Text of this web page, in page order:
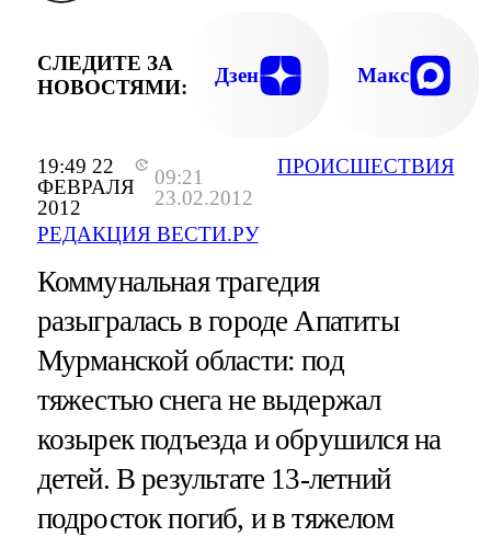
19:49 22
ФЕВРАЛЯ
2012
09:21
23.02.2012
РЕДАКЦИЯ ВЕСТИ.РУ
ПРОИСШЕСТВИЯ
СЛЕДИТЕ ЗА
НОВОСТЯМИ:
Дзен Макс
Коммунальная трагедия
разыгралась в городе Апатиты
Мурманской области: под
тяжестью снега не выдержал
козырек подъезда и обрушился на
детей. В результате 13-летний
подросток погиб, и в тяжелом